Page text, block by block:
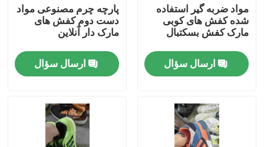
محصولات
فیلم های
درباره ما
تور کارخانه
مواد ضربه گیر استفاده
شده کفش های کوبی
مارک کفش بسکتبال
ارسال سؤال
پارچه چرم مصنوعی مواد
دست دوم کفش های
مارک دار آنلاین
ارسال سؤال